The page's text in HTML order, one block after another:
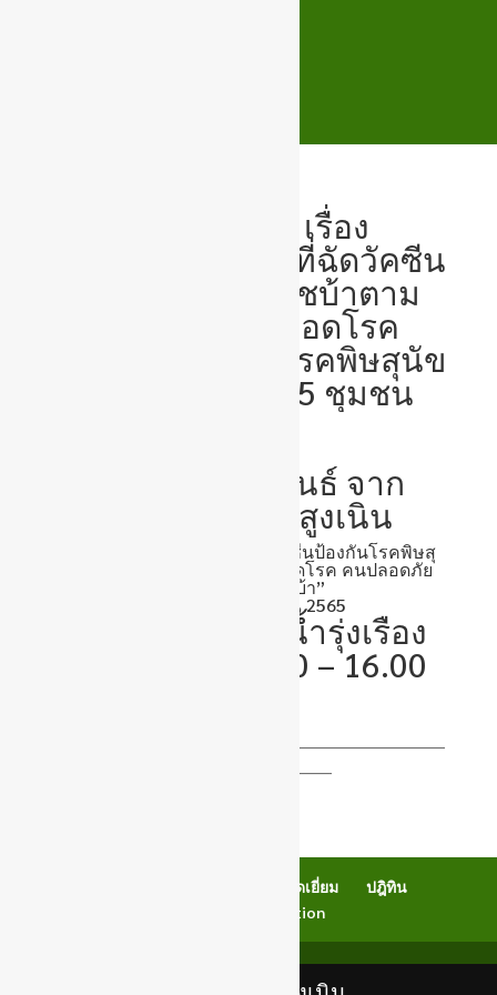
📢 ประชาสัมพันธ์ เรื่อง
กำหนดการลงพื้นที่ฉัดวัคซีน
ป้องกันโรคพิษสุนัชบ้าตาม
“โครงการสัตว์ปลอดโรค
คนปลอดภัยจากโรคพิษสุนัข
บ้า” ประจำปี 2565 ชุมชน
ประชาสัมพันธ์ จาก
เทศบาลตำบลสูงเนิน
เรื่อง กำหนดการลงพื้นที่ฉัดวัคซีนป้องกันโรคพิษสุ
นัชบ้าตาม “โครงการสัตว์ปลอดโรค คนปลอดภัย
จากโรคพิษสุนัขบ้า”
ประจำปีงบประมาณ 2565
ชุมชน ประตูน้ำรุ่งเรือง
ตั้งแต่เวลา 13.00 – 16.00
สมุดเยี่ยม
ปฎิทิน
Newsletter Subscription